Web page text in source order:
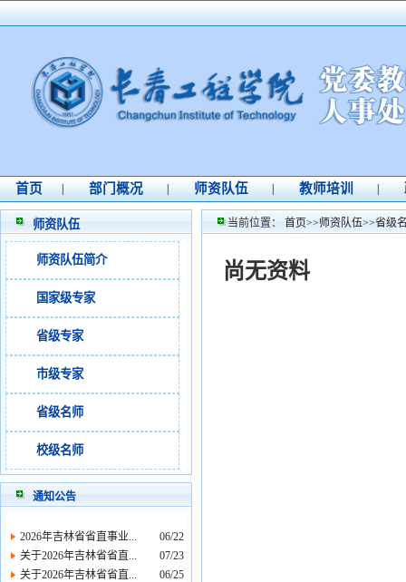
首页 部门概况 师资队伍 教师培训
师资队伍
师资队伍简介
国家级专家
省级专家
市级专家
省级名师
校级名师
通知公告
2026年吉林省省直事业...
06/22
关于2026年吉林省省直...
07/23
关于2026年吉林省省直...
06/25
当前位置： 首页>>师资队伍>>省级
尚无资料